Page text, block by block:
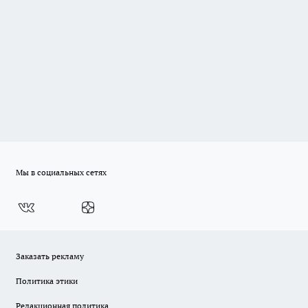
Мы в социальных сетях
Заказать рекламу
Политика этики
Редакционная политика